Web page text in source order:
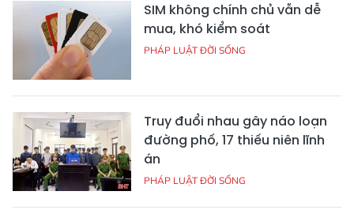
SIM không chính chủ vẫn dễ
mua, khó kiểm soát
PHÁP LUẬT ĐỜI SỐNG
Truy đuổi nhau gây náo loạn
đường phố, 17 thiếu niên lĩnh
án
PHÁP LUẬT ĐỜI SỐNG